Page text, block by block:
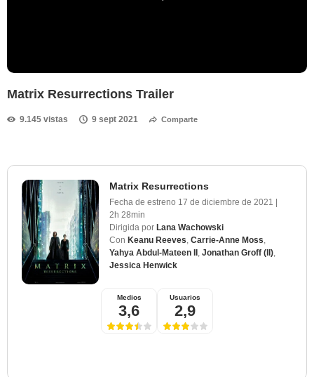
Matrix Resurrections Trailer
9.145 vistas 9 sept 2021 Comparte
Matrix Resurrections
Fecha de estreno 17 de diciembre de 2021 |
2h 28min
Dirigida por Lana Wachowski
Con Keanu Reeves Carrie-Anne Moss
Yahya Abdul-Mateen II Jonathan Groff (II)
Jessica Henwick
Medios
3,6
Usuarios
2,9